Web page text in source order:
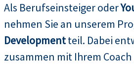
Als Berufseinsteiger oder
nehmen Sie an unserem
Developmentteil. Dabei
zusammen mit Ihrem